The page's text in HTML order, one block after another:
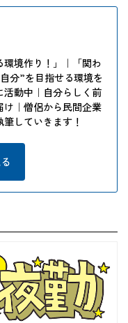
境作り！」｜「関わ
分”を目指せる環境を
動中｜自分らしく前
｜僧侶から民間企業
していきます！